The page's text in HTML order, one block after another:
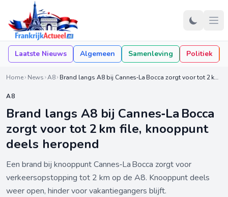
Laatste Nieuws Algemeen Samenleving Politiek
Home News A8 Brand langs A8 bij Cannes‑La Bocca zorgt voor tot 2 km file, knooppunt deels heropend
A8
Brand langs A8 bij Cannes‑La Bocca
zorgt voor tot 2 km file, knooppunt
deels heropend
Een brand bij knooppunt Cannes‑La Bocca zorgt voor
verkeersopstopping tot 2 km op de A8. Knooppunt deels
weer open, hinder voor vakantiegangers blijft.